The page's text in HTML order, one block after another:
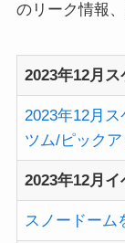
のリーク情報
2023年12月
2023年12月
ツム/ピックア
2023年12月イ
スノードーム